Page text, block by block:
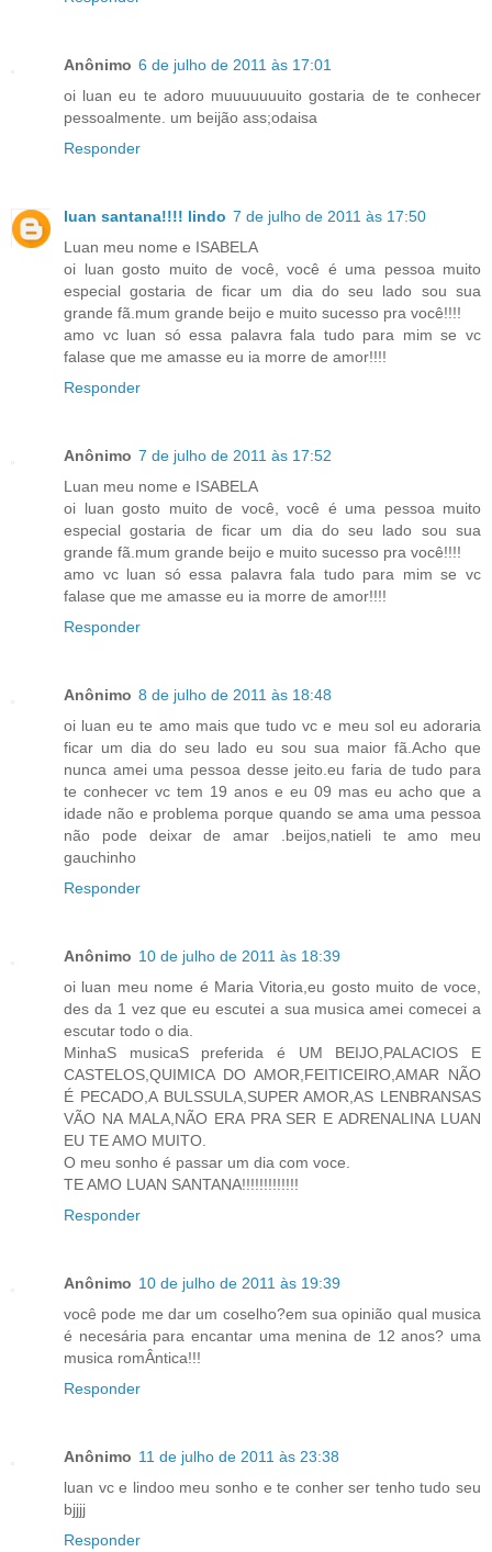
Anônimo 6 de julho de 2011 às 17:01
oi luan eu te adoro muuuuuuuito gostaria de te conhecer
pessoalmente. um beijão ass;odaisa
Responder
luan santana!!!! lindo 7 de julho de 2011 às 17:50
Luan meu nome e ISABELA
oi luan gosto muito de você, você é uma pessoa muito
especial gostaria de ficar um dia do seu lado sou sua
grande fã.mum grande beijo e muito sucesso pra você!!!!
amo vc luan só essa palavra fala tudo para mim se vc
falase que me amasse eu ia morre de amor!!!!
Responder
Anônimo 7 de julho de 2011 às 17:52
Luan meu nome e ISABELA
oi luan gosto muito de você, você é uma pessoa muito
especial gostaria de ficar um dia do seu lado sou sua
grande fã.mum grande beijo e muito sucesso pra você!!!!
amo vc luan só essa palavra fala tudo para mim se vc
falase que me amasse eu ia morre de amor!!!!
Responder
Anônimo 8 de julho de 2011 às 18:48
oi luan eu te amo mais que tudo vc e meu sol eu adoraria
ficar um dia do seu lado eu sou sua maior fã.Acho que
nunca amei uma pessoa desse jeito.eu faria de tudo para
te conhecer vc tem 19 anos e eu 09 mas eu acho que a
idade não e problema porque quando se ama uma pessoa
não pode deixar de amar .beijos,natieli te amo meu
gauchinho
Responder
Anônimo 10 de julho de 2011 às 18:39
oi luan meu nome é Maria Vitoria,eu gosto muito de voce,
des da 1 vez que eu escutei a sua musica amei comecei a
escutar todo o dia.
MinhaS musicaS preferida é UM BEIJO,PALACIOS E
CASTELOS,QUIMICA DO AMOR,FEITICEIRO,AMAR NÃO
É PECADO,A BULSSULA,SUPER AMOR,AS LENBRANSAS
VÃO NA MALA,NÃO ERA PRA SER E ADRENALINA LUAN
EU TE AMO MUITO.
O meu sonho é passar um dia com voce.
TE AMO LUAN SANTANA!!!!!!!!!!!!!
Responder
Anônimo 10 de julho de 2011 às 19:39
você pode me dar um coselho?em sua opinião qual musica
é necesária para encantar uma menina de 12 anos? uma
musica romÂntica!!!
Responder
Anônimo 11 de julho de 2011 às 23:38
luan vc e lindoo meu sonho e te conher ser tenho tudo seu
bjjjj
Responder